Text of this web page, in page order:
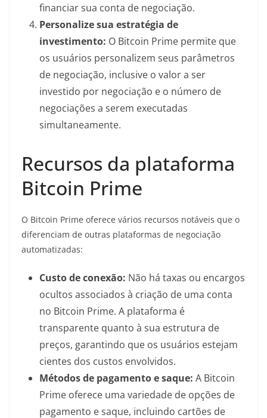
financiar sua conta de negociação.
Personalize sua estratégia de
investimento: O Bitcoin Prime permite que
os usuários personalizem seus parâmetros
de negociação, inclusive o valor a ser
investido por negociação e o número de
negociações a serem executadas
simultaneamente.
Recursos da plataforma
Bitcoin Prime
O Bitcoin Prime oferece vários recursos notáveis que o
diferenciam de outras plataformas de negociação
automatizadas:
Custo de conexão: Não há taxas ou encargos
ocultos associados à criação de uma conta
no Bitcoin Prime. A plataforma é
transparente quanto à sua estrutura de
preços, garantindo que os usuários estejam
cientes dos custos envolvidos.
Métodos de pagamento e saque: A Bitcoin
Prime oferece uma variedade de opções de
pagamento e saque, incluindo cartões de